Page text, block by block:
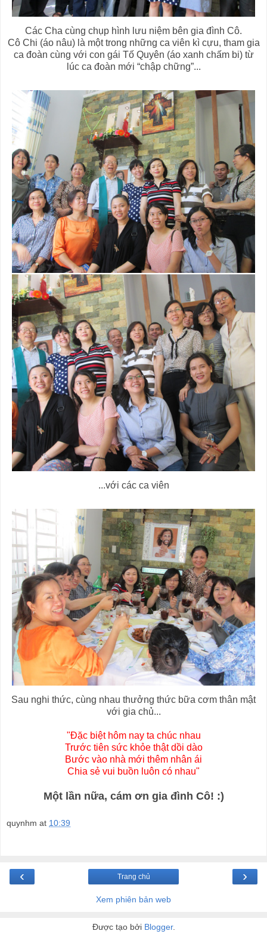
Các Cha cùng chụp hình lưu niệm bên gia đình Cô.
Cô Chi (áo nâu) là một trong những ca viên kì cựu, tham gia
ca đoàn cùng với con gái Tố Quyên (áo xanh chấm bi) từ
lúc ca đoàn mới “chập chững”...
...với các ca viên
Sau nghi thức, cùng nhau thưởng thức bữa cơm thân mật
với gia chủ...
"Đặc biệt hôm nay ta chúc nhau
Trước tiên sức khỏe thật dồi dào
Bước vào nhà mới thêm nhân ái
Chia sẻ vui buồn luôn có nhau"
Một lần nữa, cám ơn gia đình Cô! :)
quynhm at 10:39
‹ ›
Trang chủ
Xem phiên bản web
Được tạo bởi Blogger.